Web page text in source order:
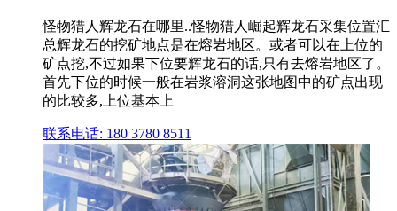
怪物猎人辉龙石在哪里..怪物猎人崛起辉龙石采集位置汇
总辉龙石的挖矿地点是在熔岩地区。或者可以在上位的
矿点挖,不过如果下位要辉龙石的话,只有去熔岩地区了。
首先下位的时候一般在岩浆溶洞这张地图中的矿点出现
的比较多,上位基本上
联系电话: 180 3780 8511